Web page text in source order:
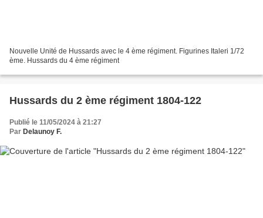
Nouvelle Unité de Hussards avec le 4 ème régiment. Figurines Italeri 1/72
ème. Hussards du 4 ème régiment
Hussards du 2 ème régiment 1804-122
Publié le 11/05/2024 à 21:27
Par Delaunoy F.